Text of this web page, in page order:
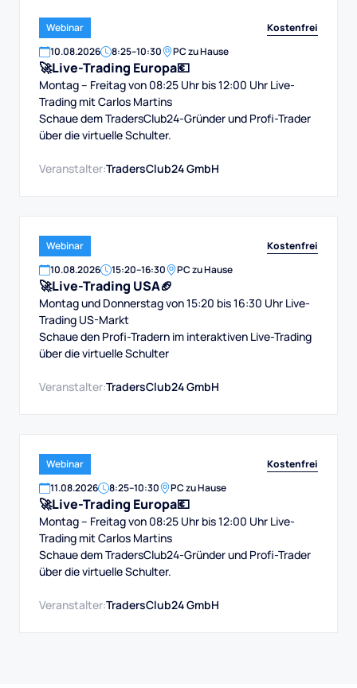
Webinar
Kostenfrei
10.08.2026 8:25–10:30 PC zu Hause
🚀Live-Trading Europa💶
Montag – Freitag von 08:25 Uhr bis 12:00 Uhr Live-
Trading mit Carlos Martins
Schaue dem TradersClub24-Gründer und Profi-Trader
über die virtuelle Schulter.
Veranstalter:TradersClub24 GmbH
Webinar
Kostenfrei
10.08.2026 15:20–16:30 PC zu Hause
🚀Live-Trading USA🏈
Montag und Donnerstag von 15:20 bis 16:30 Uhr Live-
Trading US-Markt
Schaue den Profi-Tradern im interaktiven Live-Trading
über die virtuelle Schulter
Veranstalter:TradersClub24 GmbH
Webinar
Kostenfrei
11.08.2026 8:25–10:30 PC zu Hause
🚀Live-Trading Europa💶
Montag – Freitag von 08:25 Uhr bis 12:00 Uhr Live-
Trading mit Carlos Martins
Schaue dem TradersClub24-Gründer und Profi-Trader
über die virtuelle Schulter.
Veranstalter:TradersClub24 GmbH